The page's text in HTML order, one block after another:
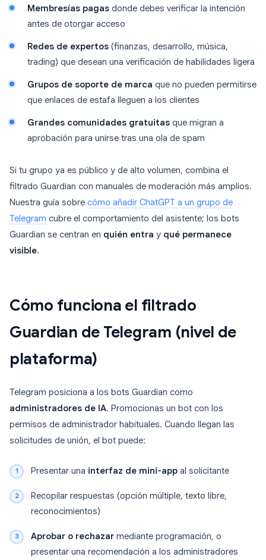
Membresías pagas donde debes verificar la intención
antes de otorgar acceso
Redes de expertos (finanzas, desarrollo, música,
trading) que desean una verificación de habilidades ligera
Grupos de soporte de marca que no pueden permitirse
que enlaces de estafa lleguen a los clientes
Grandes comunidades gratuitas que migran a
aprobación para unirse tras una ola de spam
Si tu grupo ya es público y de alto volumen, combina el
filtrado Guardian con manuales de moderación más amplios.
Nuestra guía sobre cómo añadir ChatGPT a un grupo de
Telegram cubre el comportamiento del asistente; los bots
Guardian se centran en quién entra y qué permanece
visible.
Cómo funciona el filtrado
Guardian de Telegram (nivel de
plataforma)
Telegram posiciona a los bots Guardian como
administradores de IA. Promocionas un bot con los
permisos de administrador habituales. Cuando llegan las
solicitudes de unión, el bot puede:
Presentar una interfaz de mini-app al solicitante
Recopilar respuestas (opción múltiple, texto libre,
reconocimientos)
Aprobar o rechazar mediante programación, o
presentar una recomendación a los administradores